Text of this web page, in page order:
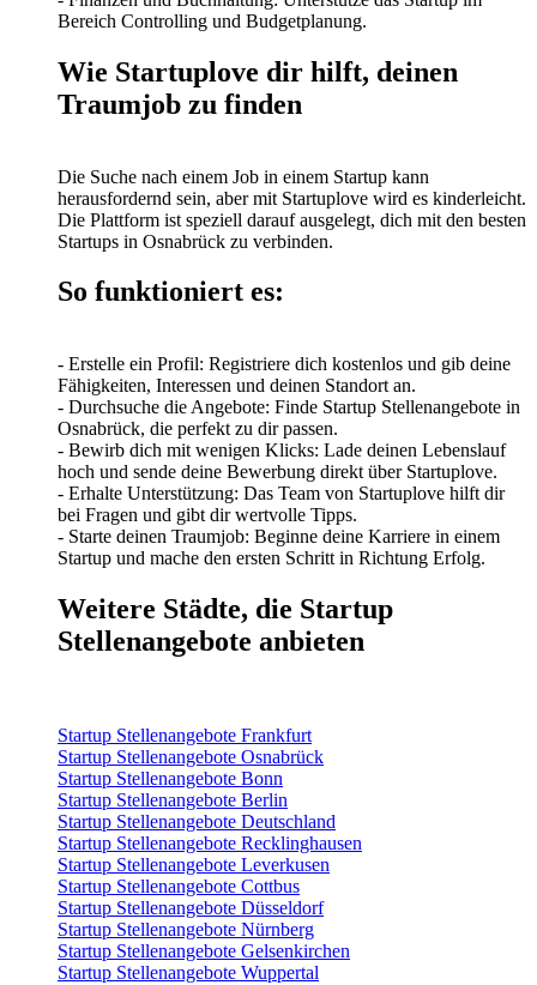
Bereich Controlling und Budgetplanung.
Wie Startuplove dir hilft, deinen
Traumjob zu finden
Die Suche nach einem Job in einem Startup kann
herausfordernd sein, aber mit Startuplove wird es kinderleicht.
Die Plattform ist speziell darauf ausgelegt, dich mit den besten
Startups in Osnabrück zu verbinden.
So funktioniert es:
- Erstelle ein Profil: Registriere dich kostenlos und gib deine
Fähigkeiten, Interessen und deinen Standort an.
- Durchsuche die Angebote: Finde Startup Stellenangebote in
Osnabrück, die perfekt zu dir passen.
- Bewirb dich mit wenigen Klicks: Lade deinen Lebenslauf
hoch und sende deine Bewerbung direkt über Startuplove.
- Erhalte Unterstützung: Das Team von Startuplove hilft dir
bei Fragen und gibt dir wertvolle Tipps.
- Starte deinen Traumjob: Beginne deine Karriere in einem
Startup und mache den ersten Schritt in Richtung Erfolg.
Weitere Städte, die Startup
Stellenangebote anbieten
Startup Stellenangebote Frankfurt
Startup Stellenangebote Osnabrück
Startup Stellenangebote Bonn
Startup Stellenangebote Berlin
Startup Stellenangebote Deutschland
Startup Stellenangebote Recklinghausen
Startup Stellenangebote Leverkusen
Startup Stellenangebote Cottbus
Startup Stellenangebote Düsseldorf
Startup Stellenangebote Nürnberg
Startup Stellenangebote Gelsenkirchen
Startup Stellenangebote Wuppertal